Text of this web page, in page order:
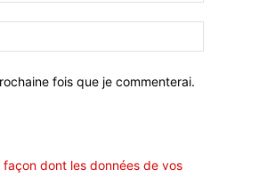
fois que je commenterai.
façon dont les données de vos